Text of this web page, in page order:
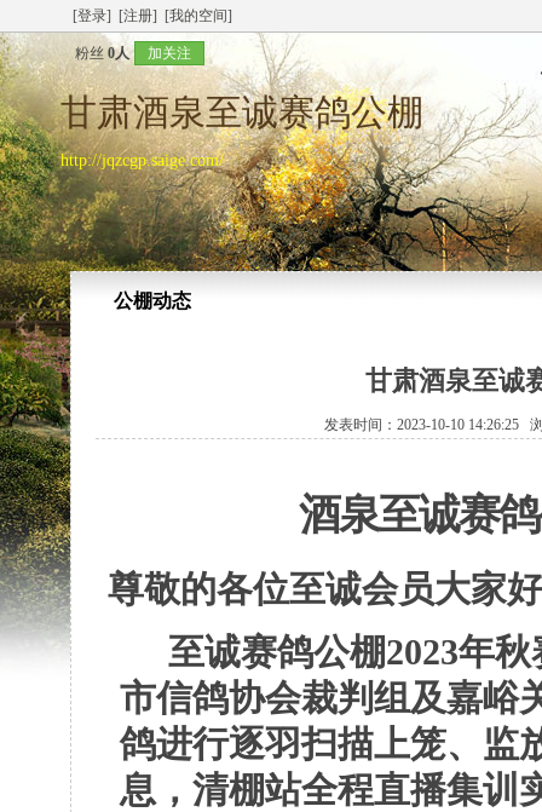
[登录] [注册] [我的空间]
粉丝 0人 加关注
甘肃酒泉至诚赛鸽公棚
http://jqzcgp.saige.com/
公棚动态
甘肃酒泉至诚
发表时间：2023-10-10 14:26:25
酒泉至诚赛鸽
尊敬的各位至诚会员大家好
至诚赛鸽公棚2023年秋
市信鸽协会裁判组及嘉峪
鸽进行逐羽扫描上笼、监
息，清棚站全程直播集训